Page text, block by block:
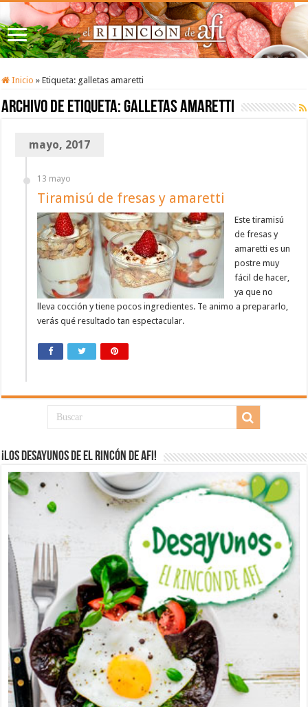
Inicio » Etiqueta: galletas amaretti
Archivo de etiqueta:galletas amaretti
mayo, 2017
13 mayo
Tiramisú de fresas y amaretti
Este tiramisú
de fresas y
amaretti es un
postre muy
fácil de hacer,
ya que no
lleva cocción y tiene pocos ingredientes. Te animo a prepararlo,
verás qué resultado tan espectacular.
¡Los desayunos de El Rincón de Afi!